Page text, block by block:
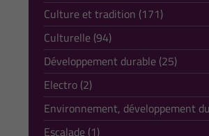
Culture et tradition (171)
Culturelle (94)
Développement durable (25)
Electro (2)
Environnement, développement
Escalade (1)